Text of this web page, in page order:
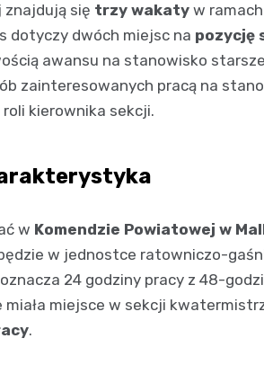
znajdują się trzy wakaty w
dotyczy dwóch miejsc na pozycję
awansu na stanowisko
zainteresowanych pracą na
kierownika sekcji.
w Komendzie Powiatowej w
w jednostce ratowniczo-
24 godziny pracy z 48-
miała miejsce w sekcji
.